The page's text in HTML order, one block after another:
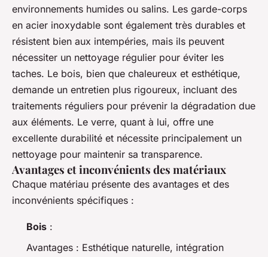
environnements humides ou salins. Les garde-corps
en acier inoxydable sont également très durables et
résistent bien aux intempéries, mais ils peuvent
nécessiter un nettoyage régulier pour éviter les
taches. Le bois, bien que chaleureux et esthétique,
demande un entretien plus rigoureux, incluant des
traitements réguliers pour prévenir la dégradation due
aux éléments. Le verre, quant à lui, offre une
excellente durabilité et nécessite principalement un
nettoyage pour maintenir sa transparence.
Avantages et inconvénients des matériaux
Chaque matériau présente des avantages et des
inconvénients spécifiques :
Bois :
Avantages : Esthétique naturelle, intégration